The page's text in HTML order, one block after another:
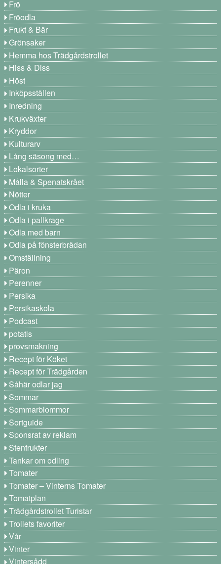
Frö
Fröodla
Frukt & Bär
Grönsaker
Hemma hos Trädgårdstrollet
Hiss & Diss
Höst
Inköpsställen
Inredning
Krukväxter
Kryddor
Kulturarv
Lång säsong med…
Lokalsorter
Målla & Spenatskrået
Nötter
Odla i kruka
Odla i pallkrage
Odla med barn
Odla på fönsterbrädan
Omställning
Päron
Perenner
Persika
Persikaskola
Podcast
potatis
provsmakning
Recept för Köket
Recept för Trädgården
Såhär odlar jag
Sommar
Sommarblommor
Sortguide
Sponsrat av reklam
Stenfrukter
Tankar om odling
Tomater
Tomater – Vinterns Tomater
Tomatplan
Trädgårdstrollet Turistar
Trollets favoriter
Vår
Vinter
Vintersådd